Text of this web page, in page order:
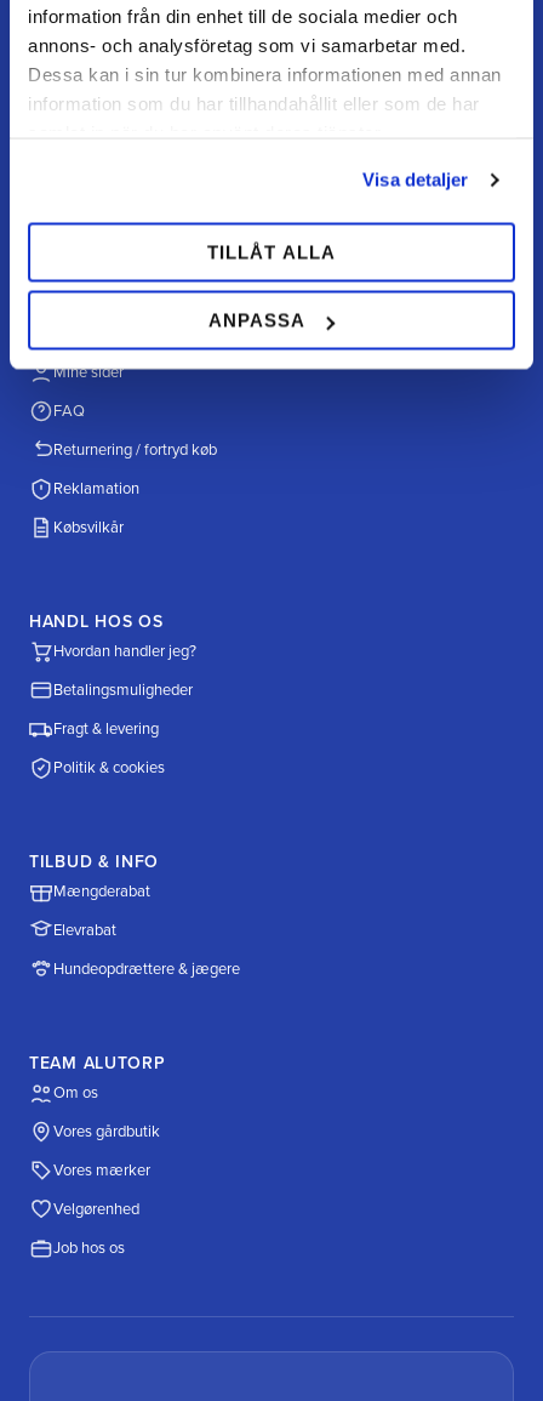
information från din enhet till de sociala medier och
annons- och analysföretag som vi samarbetar med.
Dessa kan i sin tur kombinera informationen med annan
information som du har tillhandahållit eller som de har
Visa detaljer
TILLÅT ALLA
ANPASSA
Vores gårdbutik
Alutorp, Frestensfällevägen 64
26996 Båstad
Mine sider
FAQ
Returnering / fortryd køb
Reklamation
Købsvilkår
HANDL HOS OS
Hvordan handler jeg?
Betalingsmuligheder
Fragt & levering
Politik & cookies
TILBUD & INFO
Mængderabat
Elevrabat
Hundeopdrættere & jægere
TEAM ALUTORP
Om os
Vores gårdbutik
Vores mærker
Velgørenhed
Job hos os